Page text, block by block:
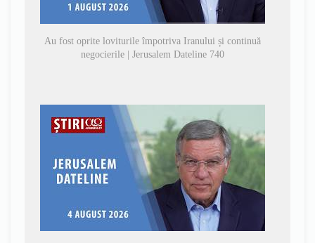
Au fost oprite loviturile împotriva Iranului și continuă
negocierile | Jerusalem Dateline 740